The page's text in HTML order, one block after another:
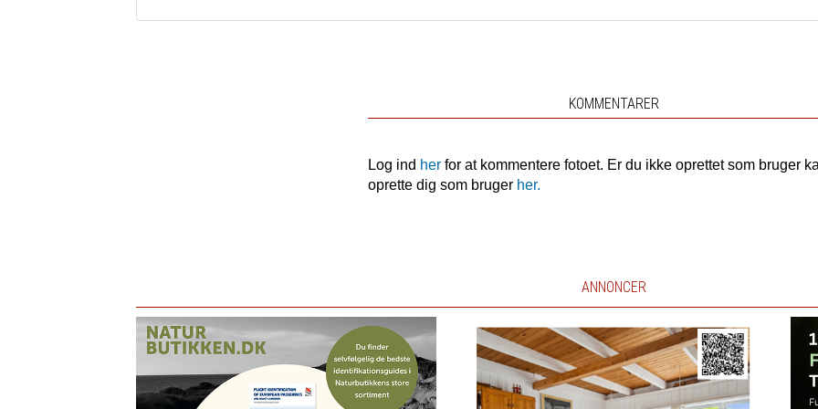
KOMMENTARER
Log ind her for at kommentere fotoet. Er du ikke oprettet som bruger
oprette dig som bruger her.
ANNONCER